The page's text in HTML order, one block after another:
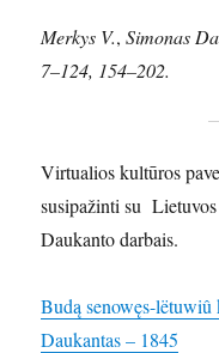
Merkys V.,Simonas
7–124, 154–202.
Virtualios kultūros
susipažinti su
Daukanto darbais.
Budą senowęs-
Daukantas – 1845